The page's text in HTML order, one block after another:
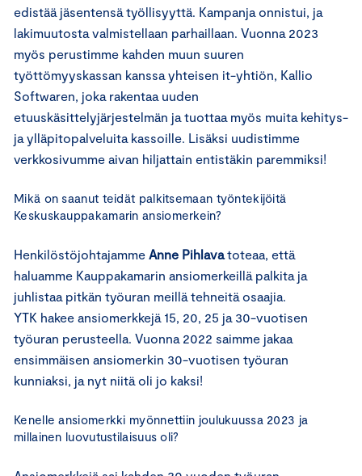
edistää jäsentensä työllisyyttä. Kampanja onnistui, ja
lakimuutosta valmistellaan parhaillaan. Vuonna 2023
myös perustimme kahden muun suuren
työttömyyskassan kanssa yhteisen it-yhtiön, Kallio
Softwaren, joka rakentaa uuden
etuuskäsittelyjärjestelmän ja tuottaa myös muita kehitys-
ja ylläpitopalveluita kassoille. Lisäksi uudistimme
verkkosivumme aivan hiljattain entistäkin paremmiksi!
Mikä on saanut teidät palkitsemaan työntekijöitä
Keskuskauppakamarin ansiomerkein?
Henkilöstöjohtajamme Anne Pihlavatoteaa, että
haluamme Kauppakamarin ansiomerkeillä palkita ja
juhlistaa pitkän työuran meillä tehneitä osaajia.
YTK hakee ansiomerkkejä 15, 20, 25 ja 30-vuotisen
työuran perusteella. Vuonna 2022 saimme jakaa
ensimmäisen ansiomerkin 30-vuotisen työuran
kunniaksi, ja nyt niitä oli jo kaksi!
Kenelle ansiomerkki myönnettiin joulukuussa 2023 ja
millainen luovutustilaisuus oli?